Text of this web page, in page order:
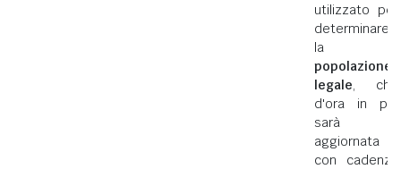
utilizzato per
determinare
la
popolazione
legale, che
d'ora in poi
sarà
aggiornata
con cadenza